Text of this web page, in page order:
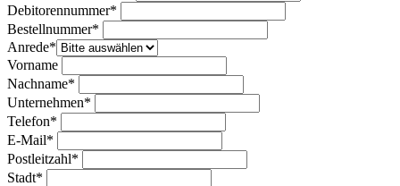
Bitte nicht ausfüllen
Debitorennummer*
Bestellnummer*
Anrede*
Vorname
Nachname*
Unternehmen*
Telefon*
E-Mail*
Postleitzahl*
Stadt*